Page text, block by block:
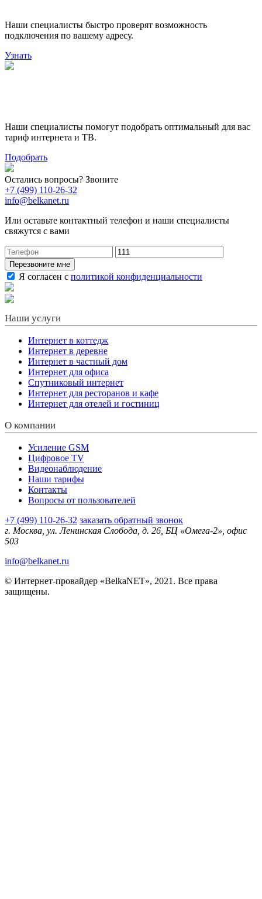
Наши специалисты быстро проверят возможность
подключения по вашему адресу.
Узнать
Наши специалисты помогут подобрать оптимальный для вас
тариф интернета и ТВ.
Подобрать
Остались вопросы? Звоните
+7 (499) 110-26-32
info@belkanet.ru
Или оставьте контактный телефон и наши специалисты
свяжутся с вами
Перезвоните мне
Я согласен с политикой конфиденциальности
Наши услуги
Интернет в коттедж
Интернет в деревне
Интернет в частный дом
Интернет для офиса
Спутниковый интернет
Интернет для ресторанов и кафе
Интернет для отелей и гостиниц
О компании
Усиление GSM
Цифровое TV
Видеонаблюдение
Наши тарифы
Контакты
Вопросы от пользователей
+7 (499) 110-26-32 заказать обратный звонок
г. Москва, ул. Ленинская Слобода, д. 26, БЦ «Омега-2», офис
503
info@belkanet.ru
© Интернет-провайдер «BelkaNET», 2021. Все права
защищены.